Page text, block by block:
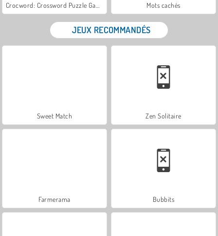
Mots cachés
JEUX RECOMMANDÉS
Sweet Match Zen Solitaire
Farmerama Bubbits